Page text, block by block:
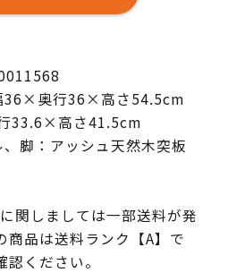
36×奥行36×高さ54.5cm
33.6×高さ41.5cm
脚：アッシュ天然木突板
関しましては一部送料が発
商品は送料ランク【A】で
認ください。